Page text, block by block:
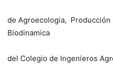
de Agroecologia, Producción
Biodinamica
del Colegio de Ingenieros